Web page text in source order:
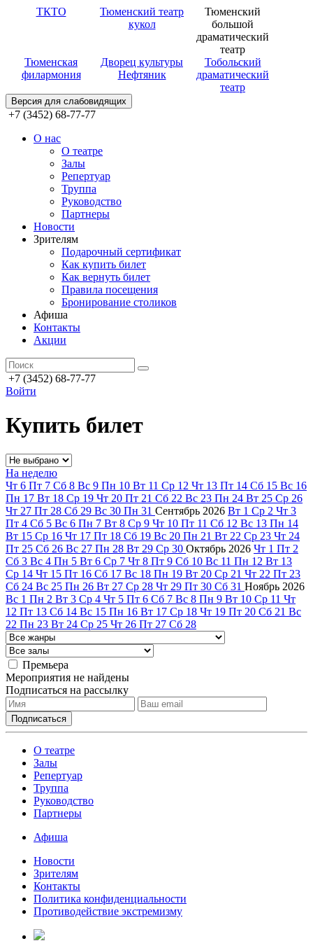
ТКТО
Тюменский театр
кукол
Тюменский
большой
драматический
театр
Тюменская
филармония
Дворец культуры
Нефтяник
Тобольский
драматический
театр
Версия для слабовидящих
+7 (3452) 68-77-77
О нас
О театре
Залы
Репертуар
Труппа
Руководство
Партнеры
Новости
Зрителям
Подарочный сертификат
Как купить билет
Как вернуть билет
Правила посещения
Бронирование столиков
Афиша
Контакты
Акции
+7 (3452) 68-77-77
Войти
Купить билет
На неделю
Чт 6 Пт 7 Сб 8 Вс 9 Пн 10 Вт 11 Ср 12 Чт 13 Пт 14 Сб 15 Вс 16
Пн 17 Вт 18 Ср 19 Чт 20 Пт 21 Сб 22 Вс 23 Пн 24 Вт 25 Ср 26
Чт 27 Пт 28 Сб 29 Вс 30 Пн 31 Сентябрь 2026 Вт 1 Ср 2 Чт 3
Пт 4 Сб 5 Вс 6 Пн 7 Вт 8 Ср 9 Чт 10 Пт 11 Сб 12 Вс 13 Пн 14
Вт 15 Ср 16 Чт 17 Пт 18 Сб 19 Вс 20 Пн 21 Вт 22 Ср 23 Чт 24
Пт 25 Сб 26 Вс 27 Пн 28 Вт 29 Ср 30 Октябрь 2026 Чт 1 Пт 2
Сб 3 Вс 4 Пн 5 Вт 6 Ср 7 Чт 8 Пт 9 Сб 10 Вс 11 Пн 12 Вт 13
Ср 14 Чт 15 Пт 16 Сб 17 Вс 18 Пн 19 Вт 20 Ср 21 Чт 22 Пт 23
Сб 24 Вс 25 Пн 26 Вт 27 Ср 28 Чт 29 Пт 30 Сб 31 Ноябрь 2026
Вс 1 Пн 2 Вт 3 Ср 4 Чт 5 Пт 6 Сб 7 Вс 8 Пн 9 Вт 10 Ср 11 Чт
12 Пт 13 Сб 14 Вс 15 Пн 16 Вт 17 Ср 18 Чт 19 Пт 20 Сб 21 Вс
22 Пн 23 Вт 24 Ср 25 Чт 26 Пт 27 Сб 28
Премьера
Мероприятия не найдены
Подписаться на рассылку
О театре
Залы
Репертуар
Труппа
Руководство
Партнеры
Афиша
Новости
Зрителям
Контакты
Политика конфиденциальности
Противодействие экстремизму